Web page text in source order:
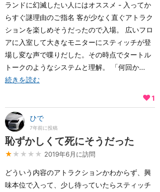
ランドに幻滅したい人にはオススメ - 入ってか
らすぐ謎理由のご指名 客が少なく直ぐアトラク
ションを楽しめそうだったので入場。 広いフロ
アに入室して大きなモニターにスティッチが登
場し変な声で喋りだした。その時点でタートル
トークのようなシステムと理解。 「何回か...
続きを読む
1
ひで
7年前に投稿
恥ずかしくて死にそうだった
★ ★★★★ 2019年6月に訪問
どういう内容のアトラクションかわからず、興
味本位で入って、少し待っていたらスティッチ